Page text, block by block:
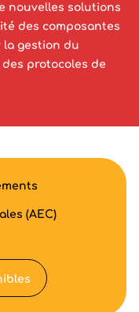
nouvelles solutions
des composantes
la gestion du
protocoles de
(AEC)